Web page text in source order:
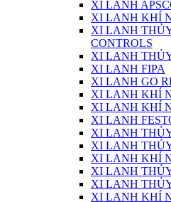
XI LANH
XI LANH KHÍ
XI LANH
CONTROLS
XI LANH
XI LANH FIPA
XI LANH GO
XI LANH KHÍ
XI LANH KHÍ
XI LANH
XI LANH
XI LANH
XI LANH KHÍ
XI LANH
XI LANH
XI LANH KHÍ